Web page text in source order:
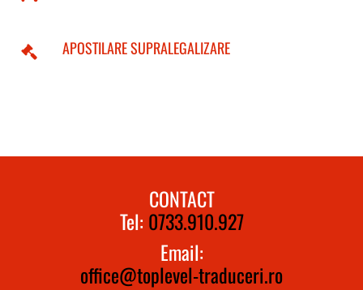
APOSTILARE SUPRALEGALIZARE
CONTACT
Tel: 0733.910.927
Email:
office@toplevel-traduceri.ro